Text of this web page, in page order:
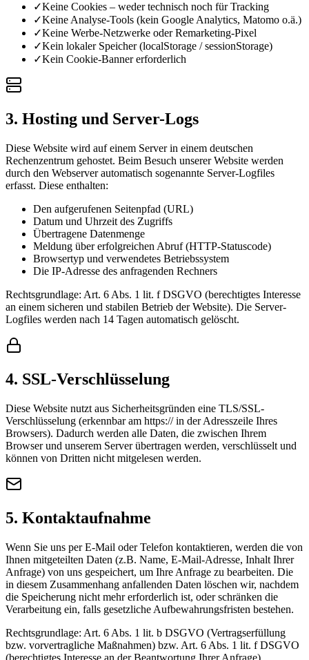
✓Keine Cookies – weder technisch noch für Tracking
✓Keine Analyse-Tools (kein Google Analytics, Matomo o.ä.)
✓Keine Werbe-Netzwerke oder Remarketing-Pixel
✓Kein lokaler Speicher (localStorage / sessionStorage)
✓Kein Cookie-Banner erforderlich
3. Hosting und Server-Logs
Diese Website wird auf einem Server in einem deutschen
Rechenzentrum gehostet. Beim Besuch unserer Website werden
durch den Webserver automatisch sogenannte Server-Logfiles
erfasst. Diese enthalten:
Den aufgerufenen Seitenpfad (URL)
Datum und Uhrzeit des Zugriffs
Übertragene Datenmenge
Meldung über erfolgreichen Abruf (HTTP-Statuscode)
Browsertyp und verwendetes Betriebssystem
Die IP-Adresse des anfragenden Rechners
Rechtsgrundlage: Art. 6 Abs. 1 lit. f DSGVO (berechtigtes Interesse
an einem sicheren und stabilen Betrieb der Website). Die Server-
Logfiles werden nach 14 Tagen automatisch gelöscht.
4. SSL-Verschlüsselung
Diese Website nutzt aus Sicherheitsgründen eine TLS/SSL-
Verschlüsselung (erkennbar am https:// in der Adresszeile Ihres
Browsers). Dadurch werden alle Daten, die zwischen Ihrem
Browser und unserem Server übertragen werden, verschlüsselt und
können von Dritten nicht mitgelesen werden.
5. Kontaktaufnahme
Wenn Sie uns per E-Mail oder Telefon kontaktieren, werden die von
Ihnen mitgeteilten Daten (z.B. Name, E-Mail-Adresse, Inhalt Ihrer
Anfrage) von uns gespeichert, um Ihre Anfrage zu bearbeiten. Die
in diesem Zusammenhang anfallenden Daten löschen wir, nachdem
die Speicherung nicht mehr erforderlich ist, oder schränken die
Verarbeitung ein, falls gesetzliche Aufbewahrungsfristen bestehen.
Rechtsgrundlage: Art. 6 Abs. 1 lit. b DSGVO (Vertragserfüllung
bzw. vorvertragliche Maßnahmen) bzw. Art. 6 Abs. 1 lit. f DSGVO
(berechtigtes Interesse an der Beantwortung Ihrer Anfrage).